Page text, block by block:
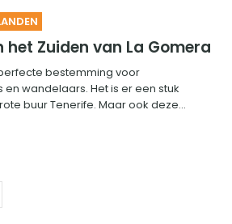
het Zuiden van La Gomera
bestemming voor
wandelaars. Het is er een stuk
buur Tenerife. Maar ook deze...